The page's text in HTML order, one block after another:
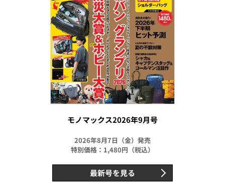
モノマックス2026年9月号
2026年8月7日（金）発売
特別価格：1,480円（税込）
最新号を見る